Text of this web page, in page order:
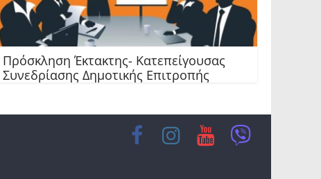
Πρόσκληση Έκτακτης- Κατεπείγουσας
Συνεδρίασης Δημοτικής Επιτροπής